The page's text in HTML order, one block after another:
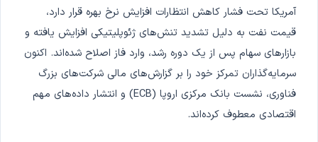
آمریکا تحت فشار کاهش انتظارات افزایش نرخ بهره قرار دارد،
قیمت نفت به دلیل تشدید تنش‌های ژئوپلیتیکی افزایش یافته و
بازارهای سهام پس از یک دوره رشد، وارد فاز اصلاح شده‌اند. اکنون
سرمایه‌گذاران تمرکز خود را بر گزارش‌های مالی شرکت‌های بزرگ
فناوری، نشست بانک مرکزی اروپا (ECB) و انتشار داده‌های مهم
اقتصادی معطوف کرده‌اند.